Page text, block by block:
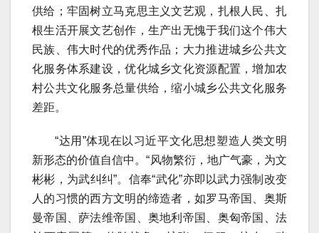
供给；牢固树立马克思主义文艺观，扎根人民、扎
根生活开展文艺创作，生产出无愧于我们这个伟大
民族、伟大时代的优秀作品；大力推进城乡公共文
化服务体系建设，优化城乡文化资源配置，增加农
村公共文化服务总量供给，缩小城乡公共文化服务
差距。
“达用”体现在以习近平文化思想塑造人类文明
新形态的价值自信中。“风物繁衍，地广气豪，为文
彬彬，为武纠纠”。信奉“武化”亦即以武力强制改变
人的习惯的西方文明的缔造者，如罗马帝国、奥斯
曼帝国、萨法维帝国、奥地利帝国、奥匈帝国、法